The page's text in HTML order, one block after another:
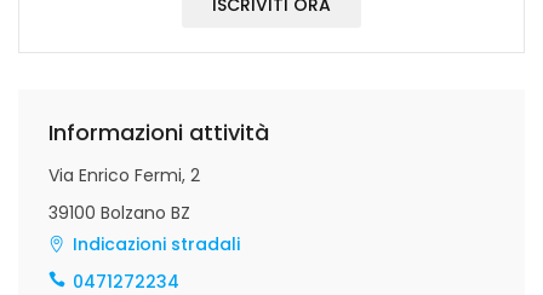
ISCRIVITI ORA
Informazioni attività
Via Enrico Fermi, 2
39100 Bolzano BZ
Indicazioni stradali
0471272234